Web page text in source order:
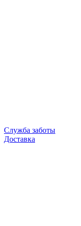
Служба заботы
Доставка